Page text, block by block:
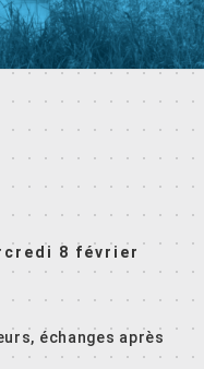
8 février
échanges après